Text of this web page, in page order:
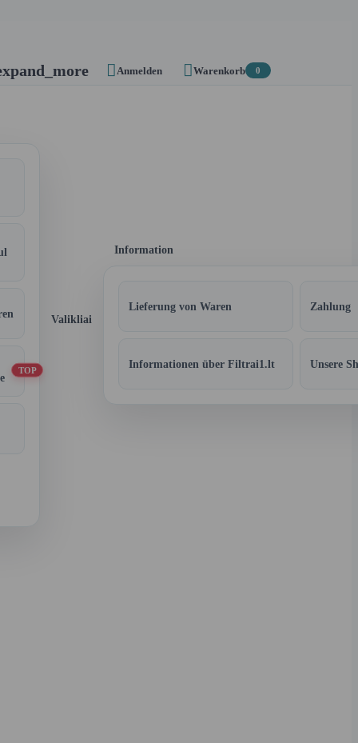
 Anmelden Warenkorb 0
TOP
Valikliai
Information
Lieferung von Waren Zahlung
Informationen über Filtrai1.lt Unsere